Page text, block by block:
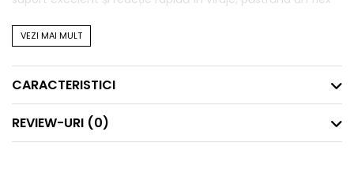
StrapurileExo-Frame S Hybrid
rezistente și oferă o presiune uniformă, în timp
cetoestrap-ul Hexo 2.0
Noul sistemLSR 2.0 Auto-Lock
VEZI MAI MULT
CARACTERISTICI
REVIEW-URI (0)